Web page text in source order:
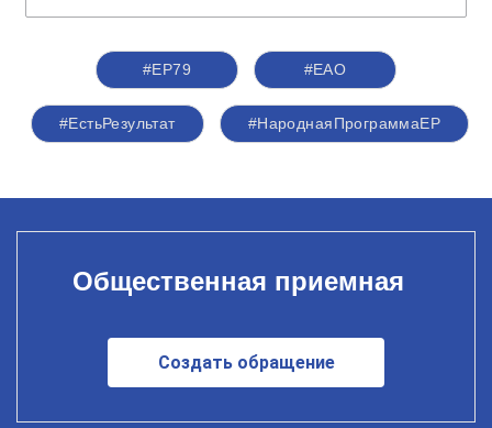
#ЕР79 #ЕАО
#ЕстьРезультат #НароднаяПрограммаЕР
Общественная приемная
Создать обращение